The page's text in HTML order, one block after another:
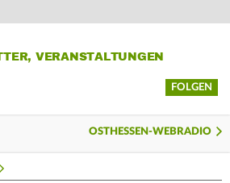
VERANSTALTUNGEN
FOLGEN
OSTHESSEN-WEBRADIO